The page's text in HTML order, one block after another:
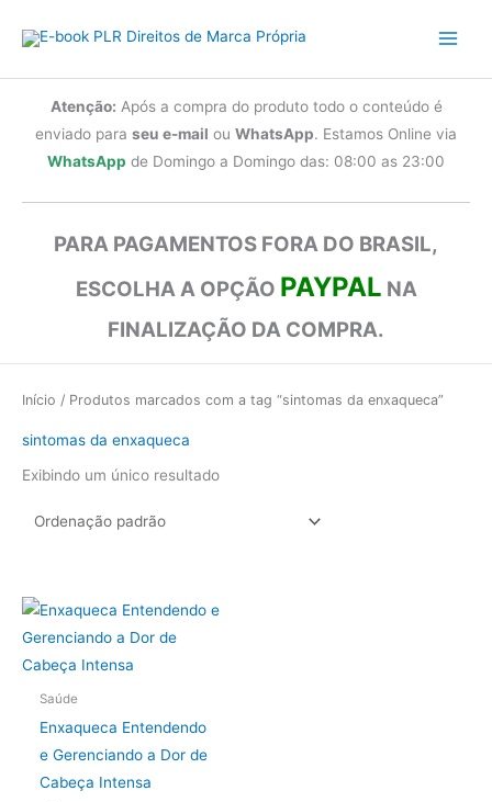
para
Atenção: Após a compra do produto todo o conteúdo é
enviado para seu e-mail ou WhatsApp. Estamos Online via
WhatsApp de Domingo a Domingo das: 08:00 as 23:00
PARA PAGAMENTOS FORA DO BRASIL,
ESCOLHA A OPÇÃO PAYPAL NA
FINALIZAÇÃO DA COMPRA.
Início / Produtos marcados com a tag “sintomas da enxaqueca”
sintomas da enxaqueca
Exibindo um único resultado
Saúde
Enxaqueca Entendendo
e Gerenciando a Dor de
Cabeça Intensa